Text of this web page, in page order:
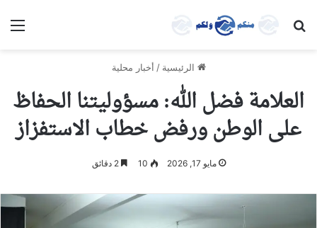
بحث عن
الرئيسية / أخبار محلية
العلامة فضل الله: مسؤوليتنا الحفاظ
على الوطن ورفض خطاب الاستفزاز
مايو 17, 2026 10 2 دقائق